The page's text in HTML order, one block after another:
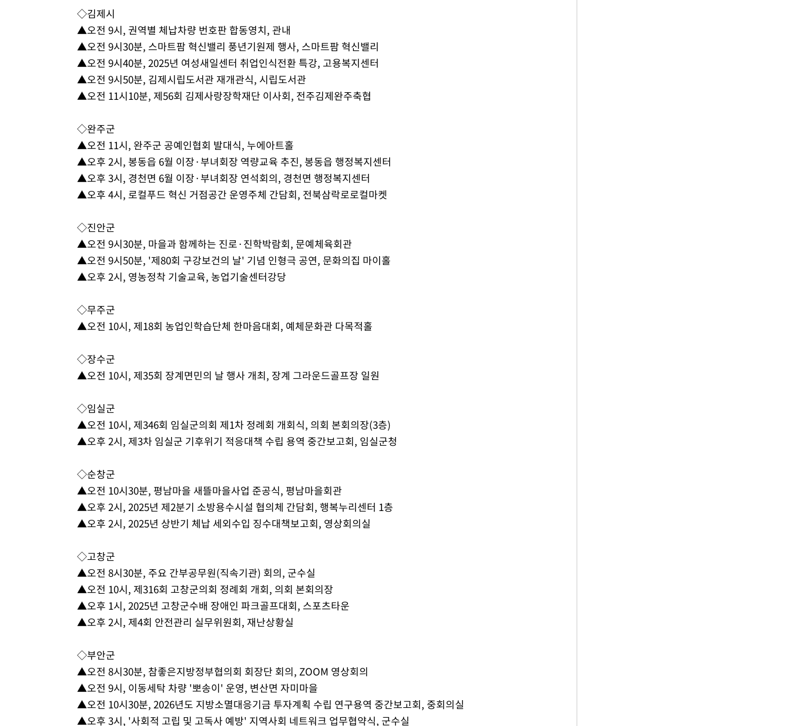
◇김제시
▲오전 9시, 권역별 체납차량 번호판 합동영치, 관내
▲오전 9시30분, 스마트팜 혁신밸리 풍년기원제 행사, 스마트팜 혁신밸리
▲오전 9시40분, 2025년 여성새일센터 취업인식전환 특강, 고용복지센터
▲오전 9시50분, 김제시립도서관 재개관식, 시립도서관
▲오전 11시10분, 제56회 김제사랑장학재단 이사회, 전주김제완주축협
◇완주군
▲오전 11시, 완주군 공예인협회 발대식, 누에아트홀
▲오후 2시, 봉동읍 6월 이장·부녀회장 역량교육 추진, 봉동읍 행정복지센터
▲오후 3시, 경천면 6월 이장·부녀회장 연석회의, 경천면 행정복지센터
▲오후 4시, 로컬푸드 혁신 거점공간 운영주체 간담회, 전북삼락로로컬마켓
◇진안군
▲오전 9시30분, 마을과 함께하는 진로·진학박람회, 문예체육회관
▲오전 9시50분, '제80회 구강보건의 날' 기념 인형극 공연, 문화의집 마이홀
▲오후 2시, 영농정착 기술교육, 농업기술센터강당
◇무주군
▲오전 10시, 제18회 농업인학습단체 한마음대회, 예체문화관 다목적홀
◇장수군
▲오전 10시, 제35회 장계면민의 날 행사 개최, 장계 그라운드골프장 일원
◇임실군
▲오전 10시, 제346회 임실군의회 제1차 정례회 개회식, 의회 본회의장(3층)
▲오후 2시, 제3차 임실군 기후위기 적응대책 수립 용역 중간보고회, 임실군청
◇순창군
▲오전 10시30분, 평남마을 새뜰마을사업 준공식, 평남마을회관
▲오후 2시, 2025년 제2분기 소방용수시설 협의체 간담회, 행복누리센터 1층
▲오후 2시, 2025년 상반기 체납 세외수입 징수대책보고회, 영상회의실
◇고창군
▲오전 8시30분, 주요 간부공무원(직속기관) 회의, 군수실
▲오전 10시, 제316회 고창군의회 정례회 개회, 의회 본회의장
▲오후 1시, 2025년 고창군수배 장애인 파크골프대회, 스포츠타운
▲오후 2시, 제4회 안전관리 실무위원회, 재난상황실
◇부안군
▲오전 8시30분, 참좋은지방정부협의회 회장단 회의, ZOOM 영상회의
▲오전 9시, 이동세탁 차량 '뽀송이' 운영, 변산면 자미마을
▲오전 10시30분, 2026년도 지방소멸대응기금 투자계획 수립 연구용역 중간보고회, 중회의실
▲오후 3시, '사회적 고립 및 고독사 예방' 지역사회 네트워크 업무협약식, 군수실